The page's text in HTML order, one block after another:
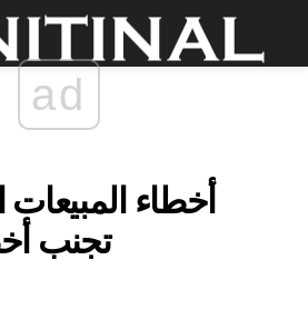
ad
أخطاء المبيعات
تجنب